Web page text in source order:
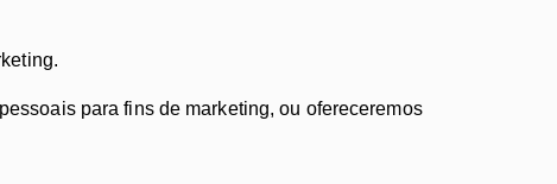
para fins de marketing, ou ofereceremos